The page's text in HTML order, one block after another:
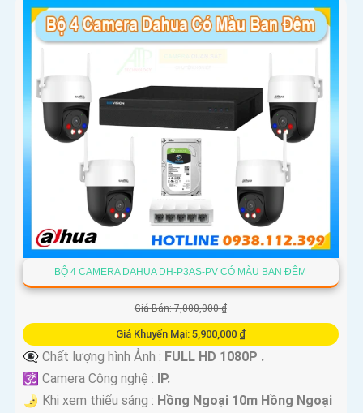
BỘ 4 CAMERA DAHUA DH-P3AS-PV CÓ MÀU BAN ĐÊM
Giá Bán: 7,000,000 ₫
Giá Khuyến Mại: 5,900,000 ₫
👁️‍🗨 Chất lượng hình Ảnh : FULL HD 1080P .
🕉️ Camera Công nghệ : IP.
🌛 Khi xem thiếu sáng : Hồng Ngoại 10m Hồng Ngoại